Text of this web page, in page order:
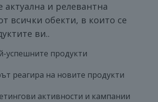
актуална и релевантна
всички обекти, в които се
ви..
успешните продукти
реагира на новите продукти
активности и кампании